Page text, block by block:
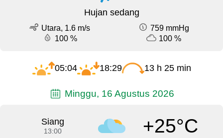
Hujan sedang
Utara, 1.6 m/s
759 mmHg
100 %
100 %
05:04 18:29 13 h 25 min
Minggu, 16 Agustus 2026
Siang
13:00 +25°C